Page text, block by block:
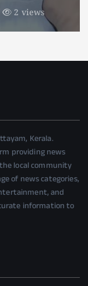
2 views
Kerala.
providing news
local community
of news categories,
and
information to